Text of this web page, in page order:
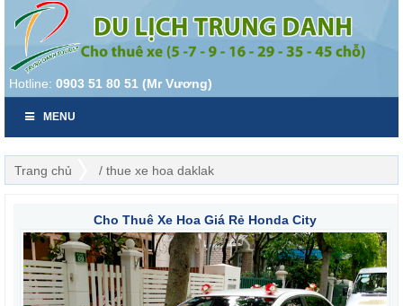
Hotline: 0903 51 80 51 (Mr Vương)
MENU
Trang chủ / thue xe hoa daklak
Cho Thuê Xe Hoa Giá Rẻ Honda City